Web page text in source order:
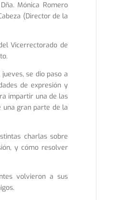
Mónica Romero
(Director de la
Vicerrectorado de
se dio paso a
de expresión y
impartir una de las
una gran parte de la
charlas sobre
y cómo resolver
volvieron a sus